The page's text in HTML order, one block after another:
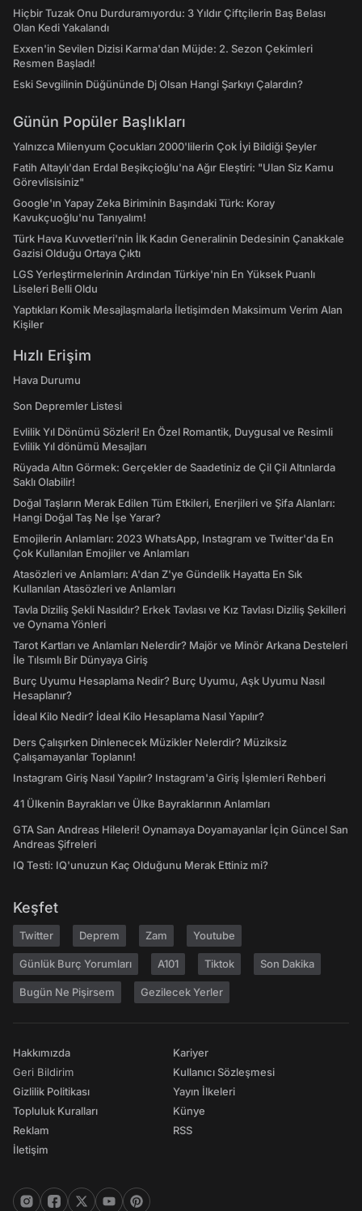
Hiçbir Tuzak Onu Durduramıyordu: 3 Yıldır Çiftçilerin Baş Belası
Olan Kedi Yakalandı
Exxen'in Sevilen Dizisi Karma'dan Müjde: 2. Sezon Çekimleri
Resmen Başladı!
Eski Sevgilinin Düğününde Dj Olsan Hangi Şarkıyı Çalardın?
Günün Popüler Başlıkları
Yalnızca Milenyum Çocukları 2000'lilerin Çok İyi Bildiği Şeyler
Fatih Altaylı'dan Erdal Beşikçioğlu'na Ağır Eleştiri: "Ulan Siz Kamu
Görevlisisiniz"
Google'ın Yapay Zeka Biriminin Başındaki Türk: Koray
Kavukçuoğlu'nu Tanıyalım!
Türk Hava Kuvvetleri'nin İlk Kadın Generalinin Dedesinin Çanakkale
Gazisi Olduğu Ortaya Çıktı
LGS Yerleştirmelerinin Ardından Türkiye'nin En Yüksek Puanlı
Liseleri Belli Oldu
Yaptıkları Komik Mesajlaşmalarla İletişimden Maksimum Verim Alan
Kişiler
Hızlı Erişim
Hava Durumu
Son Depremler Listesi
Evlilik Yıl Dönümü Sözleri! En Özel Romantik, Duygusal ve Resimli
Evlilik Yıl dönümü Mesajları
Rüyada Altın Görmek: Gerçekler de Saadetiniz de Çil Çil Altınlarda
Saklı Olabilir!
Doğal Taşların Merak Edilen Tüm Etkileri, Enerjileri ve Şifa Alanları:
Hangi Doğal Taş Ne İşe Yarar?
Emojilerin Anlamları: 2023 WhatsApp, Instagram ve Twitter'da En
Çok Kullanılan Emojiler ve Anlamları
Atasözleri ve Anlamları: A'dan Z'ye Gündelik Hayatta En Sık
Kullanılan Atasözleri ve Anlamları
Tavla Diziliş Şekli Nasıldır? Erkek Tavlası ve Kız Tavlası Diziliş Şekilleri
ve Oynama Yönleri
Tarot Kartları ve Anlamları Nelerdir? Majör ve Minör Arkana Desteleri
İle Tılsımlı Bir Dünyaya Giriş
Burç Uyumu Hesaplama Nedir? Burç Uyumu, Aşk Uyumu Nasıl
Hesaplanır?
İdeal Kilo Nedir? İdeal Kilo Hesaplama Nasıl Yapılır?
Ders Çalışırken Dinlenecek Müzikler Nelerdir? Müziksiz
Çalışamayanlar Toplanın!
Instagram Giriş Nasıl Yapılır? Instagram'a Giriş İşlemleri Rehberi
41 Ülkenin Bayrakları ve Ülke Bayraklarının Anlamları
GTA San Andreas Hileleri! Oynamaya Doyamayanlar İçin Güncel San
Andreas Şifreleri
IQ Testi: IQ'unuzun Kaç Olduğunu Merak Ettiniz mi?
Keşfet
Twitter Deprem Zam Youtube
Günlük Burç Yorumları A101 Tiktok Son Dakika
Bugün Ne Pişirsem Gezilecek Yerler
Hakkımızda
Geri Bildirim
Gizlilik Politikası
Topluluk Kuralları
Reklam
İletişim
Kariyer
Kullanıcı Sözleşmesi
Yayın İlkeleri
Künye
RSS